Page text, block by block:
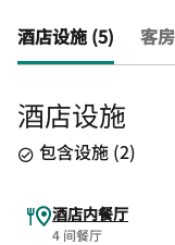
酒店设施 (5) 客
酒店设施
包含设施 (2)
酒店内餐厅
4 间餐厅